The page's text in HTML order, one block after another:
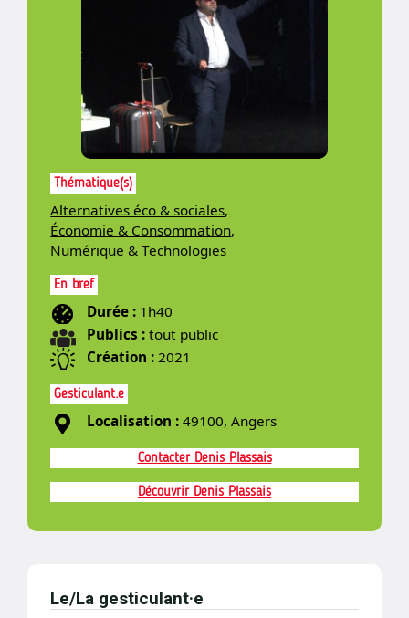
Thématique(s)
Alternatives éco & sociales,
Économie & Consommation,
Numérique & Technologies
En bref
Durée : 1h40
Publics :tout public
Création :2021
Gesticulant.e
Localisation :49100, Angers
Contacter Denis Plassais
Découvrir Denis Plassais
Le/La gesticulant·e